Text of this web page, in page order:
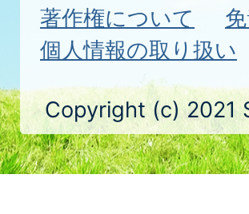
著作権について
個人情報の取り扱い
Copyright (c) 2021